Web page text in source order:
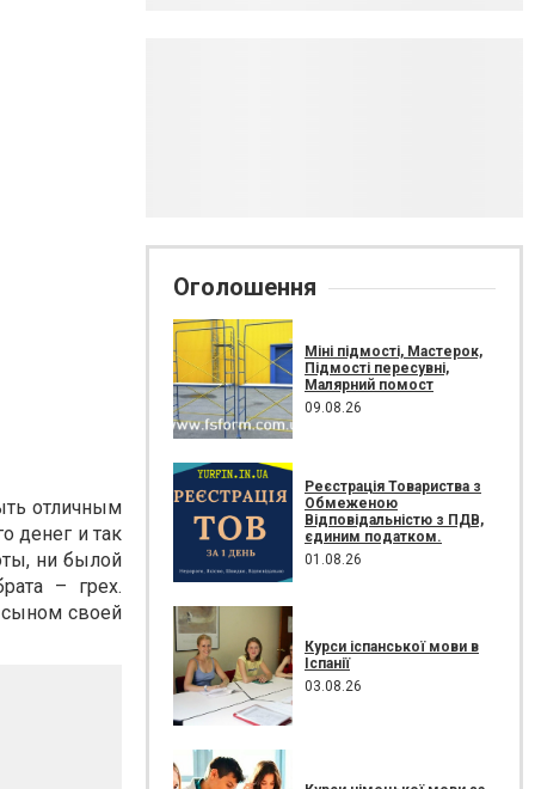
отличным
денег и так
ни былой
– грех.
сыном своей
Оголошення
Міні підмості, Мастерок,
Підмості пересувні,
Малярний помост
09.08.26
Реєстрація Товариства з
Обмеженою
Відповідальністю з ПДВ,
єдиним податком.
01.08.26
Курси іспанської мови в
Іспанії
03.08.26